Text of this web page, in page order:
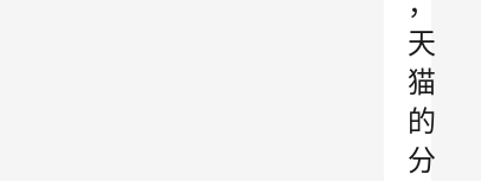
天
猫
的
分